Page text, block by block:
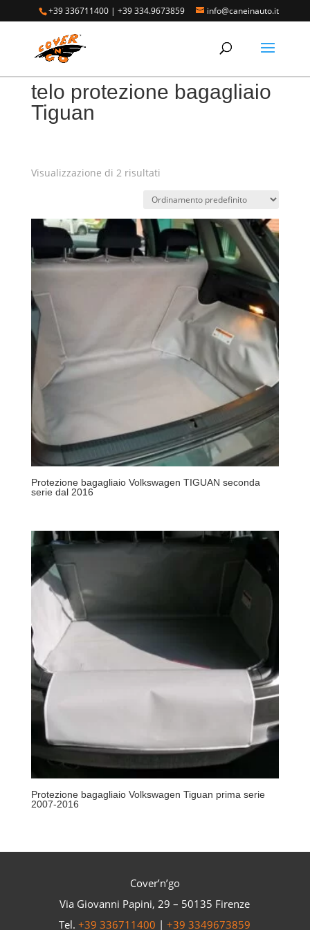
+39 336711400 |+39 334.9673859 info@caneinauto.it
Home/ Prodotti taggati “telo protezione bagagliaio
Tiguan”
telo protezione bagagliaio
Tiguan
Visualizzazione di 2 risultati
Protezione bagagliaio Volkswagen TIGUAN seconda
serie dal 2016
Protezione bagagliaio Volkswagen Tiguan prima serie
2007-2016
Cover’n’go
Via Giovanni Papini, 29 – 50135 Firenze
Tel.+39 336711400 |+39 3349673859